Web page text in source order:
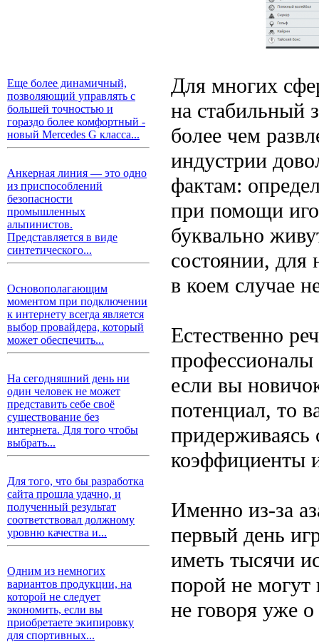
Еще более динамичный,
позволяющий управлять с
большей точностью и
гораздо более комфортный -
новый Mercedes G класса...
Анкерная линия — это одно
из приспособлений
безопасности
промышленных
альпинистов.
Представляется в виде
синтетического...
Основополагающим
моментом при подключении
к интернету всегда является
выбор провайдера, который
может обеспечить...
На сегодняшний день ни
один человек не может
представить себе своё
существование без
интернета. Для того чтобы
выбрать...
Для того, что бы разработка
сайта прошла удачно, и
полученный результат
соответствовал должному
уровню качества и...
Одним из немногих
вариантов продукции, на
которой не следует
экономить, если вы
приобретаете экипировку
для спортивных...
Для многих
на стабильный
более чем
индустрии
фактам:
при помощи
буквально
состоянии, для
в коем случае
Естественно
профессионалы
если вы
потенциал, то
придерживаясь
коэффициенты
Именно из-за
первый день
иметь тысячи
порой не
не говоря уже